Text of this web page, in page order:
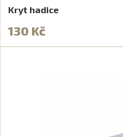
Kryt hadice
130 Kč